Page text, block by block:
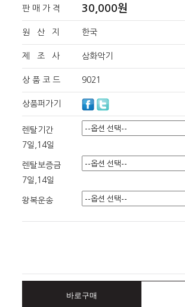
판 매 가 격 30,000원
원 산 지 한국
제 조 사 삼화악기
상 품 코 드 9021
상품퍼가기
렌탈기간
7일,14일
렌탈보증금
7일,14일
왕복운송
바로구매